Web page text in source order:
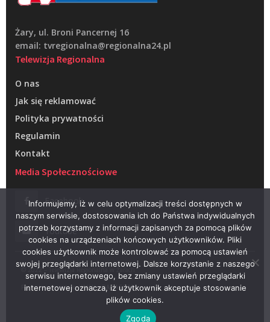
Żary, ul. Broni Pancernej 16
email: tvregionalna@regionalna24.pl
Telewizja Regionalna
O nas
Jak się reklamować
Polityka prywatności
Regulamin
Kontakt
Media Społecznościowe
Facebook
Youtube
© 2022 – Telewizja Regionalna w Żarach
Projektowanie stron WWW –RAGACOM
Informujemy, iż w celu optymalizacji treści dostępnych w
naszym serwisie, dostosowania ich do Państwa indywidualnych
potrzeb korzystamy z informacji zapisanych za pomocą plików
cookies na urządzeniach końcowych użytkowników. Pliki
cookies użytkownik może kontrolować za pomocą ustawień
swojej przeglądarki internetowej. Dalsze korzystanie z naszego
serwisu internetowego, bez zmiany ustawień przeglądarki
internetowej oznacza, iż użytkownik akceptuje stosowanie
plików cookies.
Zgoda